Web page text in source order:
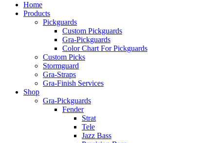
Home
Products
Pickguards
Custom Pickguards
Gra-Pickguards
Color Chart For Pickguards
Custom Picks
Stormguard
Gra-Straps
Gra-Finish Services
Shop
Gra-Pickguards
Fender
Strat
Tele
Jazz Bass